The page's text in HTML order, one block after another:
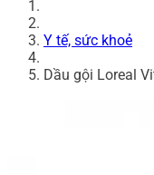
Y tế, sức khoẻ
Dầu gội Loreal